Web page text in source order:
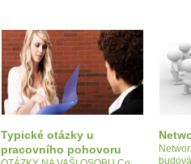
Typické otázky u
pracovního pohovoru